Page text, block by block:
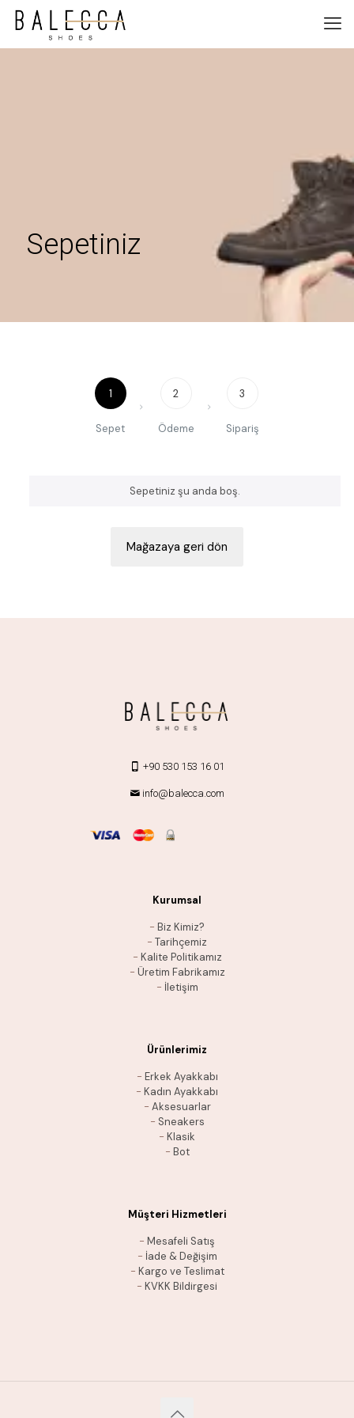
Sepetiniz
1
Sepet
2
Ödeme
3
Sipariş
Sepetiniz şu anda boş.
Mağazaya geri dön
+90 530 153 16 01
info@balecca.com
Kurumsal
- Biz Kimiz?
- Tarihçemiz
- Kalite Politikamız
- Üretim Fabrikamız
- İletişim
Ürünlerimiz
- Erkek Ayakkabı
- Kadın Ayakkabı
- Aksesuarlar
- Sneakers
- Klasik
- Bot
Müşteri Hizmetleri
- Mesafeli Satış
- İade & Değişim
- Kargo ve Teslimat
- KVKK Bildirgesi